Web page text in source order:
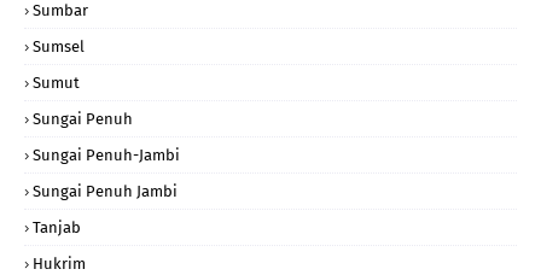
Sumbar
Sumsel
Sumut
Sungai Penuh
Sungai Penuh-Jambi
Sungai Penuh Jambi
Tanjab
Hukrim